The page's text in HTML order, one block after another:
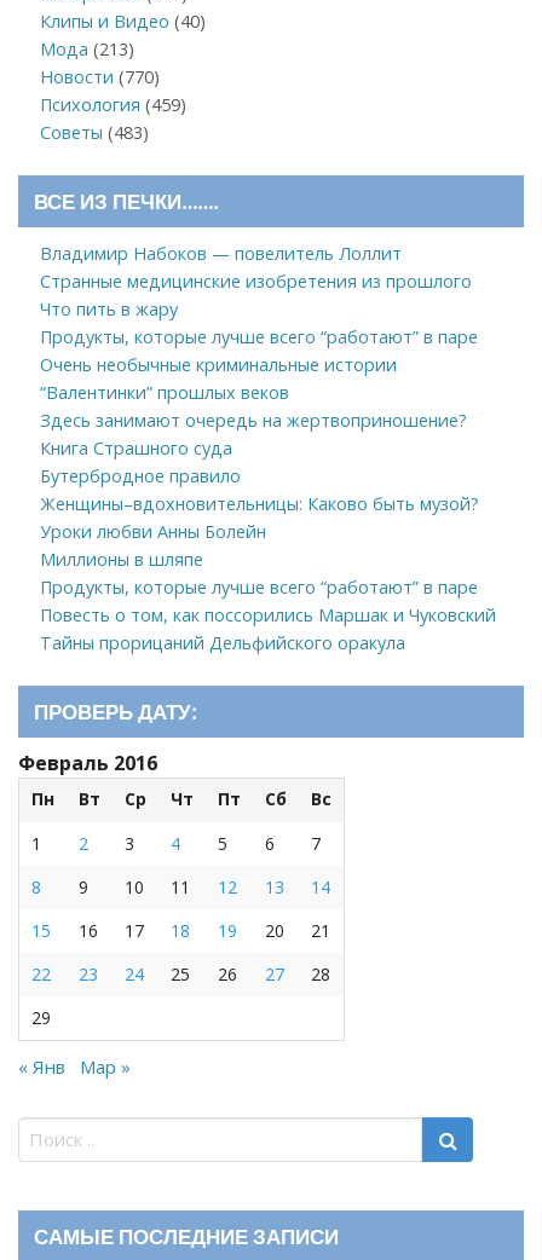
Клипы и Видео (40)
Мода (213)
Новости (770)
Психология (459)
Советы (483)
ВСЕ ИЗ ПЕЧКИ…….
Владимир Набоков — повелитель Лоллит
Странные медицинские изобретения из прошлого
Что пить в жару
Продукты, которые лучше всего “работают” в паре
Очень необычные криминальные истории
“Валентинки” прошлых веков
Здесь занимают очередь на жертвоприношение?
Книга Страшного суда
Бутербродное правило
Женщины–вдохновительницы: Каково быть музой?
Уроки любви Анны Болейн
Миллионы в шляпе
Продукты, которые лучше всего “работают” в паре
Повесть о том, как поссорились Маршак и Чуковский
Тайны прорицаний Дельфийского оракула
ПРОВЕРЬ ДАТУ:
Февраль 2016
Пн Вт Ср Чт Пт Сб
Вс
1
2 3 4 5 6
7
8
9 10 11 12 13
14
15
16 17 18 19 20
21
22
23 24 25 26 27
28
29
« Янв Мар »
САМЫЕ ПОСЛЕДНИЕ ЗАПИСИ